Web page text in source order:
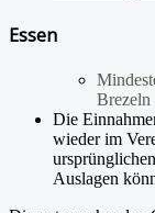
Essen
Brezeln
Die
wieder im
Auslagen